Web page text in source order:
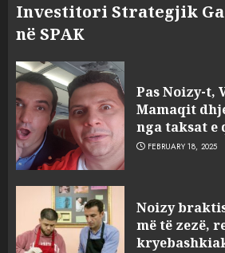
Investitori Strategjik
në SPAK
Pas Noizy-t,
Mamaqit
nga taksat e
FEBRUARY 18, 2025
Noizy
më të zezë,
sulmuan
ngjarja u
serverat?